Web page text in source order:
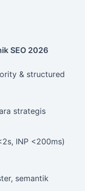
SEO 2026
& structured
strategis
INP <200ms)
semantik